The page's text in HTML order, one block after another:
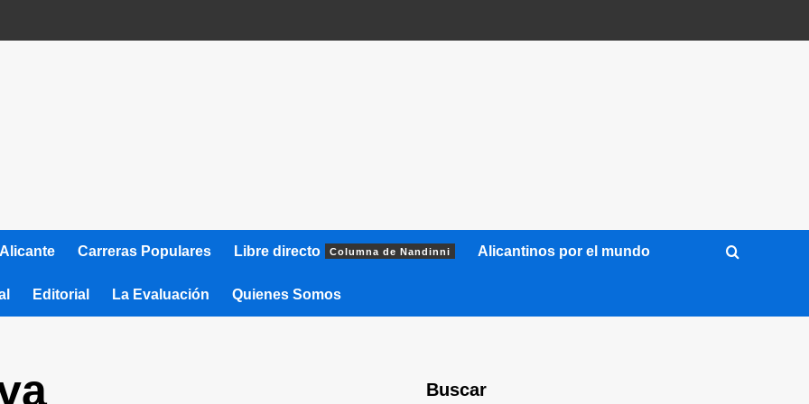
Alicante Carreras Populares Libre directo Columna de Nandinni Alicantinos por el mundo
Editorial La Evaluación Quienes Somos
Buscar